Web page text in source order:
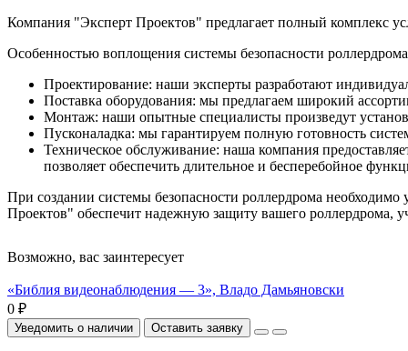
Компания "Эксперт Проектов" предлагает полный комплекс
Особенностью воплощения системы безопасности
Проектирование: наши эксперты разработают
Поставка оборудования: мы предлагаем широкий
Монтаж: наши опытные специалисты произведут
Пусконаладка: мы гарантируем полную готовность
Техническое обслуживание: наша компания
позволяет обеспечить длительное и бесперебойное
При создании системы безопасности роллердрома
Проектов" обеспечит надежную защиту вашего роллердрома,
Возможно, вас заинтересует
«Библия видеонаблюдения — 3», Владо Дамьяновски
0 ₽
Уведомить о наличии Оставить заявку